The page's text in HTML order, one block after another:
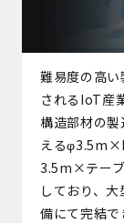
難易度の高
されるIoT産
構造部材の
える
3.5m×テー
しており、
備にて完結